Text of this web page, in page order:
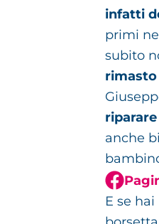
infatti
primi
subito
anche
E se